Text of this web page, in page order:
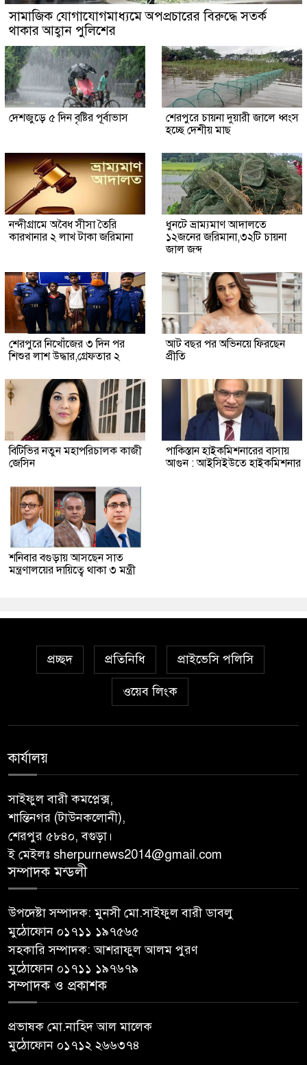
সামাজিক যোগাযোগমাধ্যমে অপপ্রচারের বিরুদ্ধে সতর্ক
থাকার আহ্বান পুলিশের
দেশজুড়ে ৫ দিন বৃষ্টির পূর্বাভাস
শেরপুরে চায়না দুয়ারী জালে ধ্বংস
হচ্ছে দেশীয় মাছ
নন্দীগ্রামে অবৈধ সীসা তৈরি
কারখানার ২ লাখ টাকা জরিমানা
ধুনটে ভ্রাম্যমাণ আদালতে
১২জনের জরিমানা,৩২টি চায়না
জাল জব্দ
শেরপুরে নিখোঁজের ৩ দিন পর
শিশুর লাশ উদ্ধার,গ্রেফতার ২
আট বছর পর অভিনয়ে ফিরছেন
প্রীতি
বিটিভির নতুন মহাপরিচালক কাজী
জেসিন
পাকিস্তান হাইকমিশনারের বাসায়
আগুন : আইসিইউতে হাইকমিশনার
শনিবার বগুড়ায় আসছেন সাত
মন্ত্রণালয়ের দায়িত্বে থাকা ৩ মন্ত্রী
প্রচ্ছদ প্রতিনিধি প্রাইভেসি পলিসি
ওয়েব লিংক
কার্যালয়
সাইফুল বারী কমপ্লেক্স,
শান্তিনগর (টাউনকলোনী),
শেরপুর ৫৮৪০, বগুড়া।
ই মেইলঃ sherpurnews2014@gmail.com
সম্পাদক মন্ডলী
উপদেষ্টা সম্পাদক: মুনসী মো.সাইফুল বারী ডাবলু
মুঠোফোন ০১৭১১ ১৯৭৫৬৫
সহকারি সম্পাদক: আশরাফুল আলম পুরণ
মুঠোফোন ০১৭১১ ১৯৭৬৭৯
সম্পাদক ও প্রকাশক
প্রভাষক মো.নাহিদ আল মালেক
মুঠোফোন ০১৭১২ ২৬৬৩৭৪